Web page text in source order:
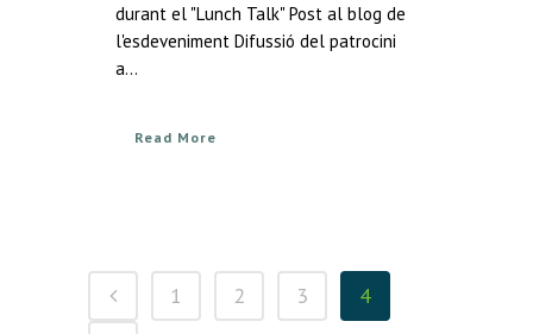
durant el "Lunch Talk" Post al blog de
l'esdeveniment Difussió del patrocini
a...
Read More
1 2 3 4